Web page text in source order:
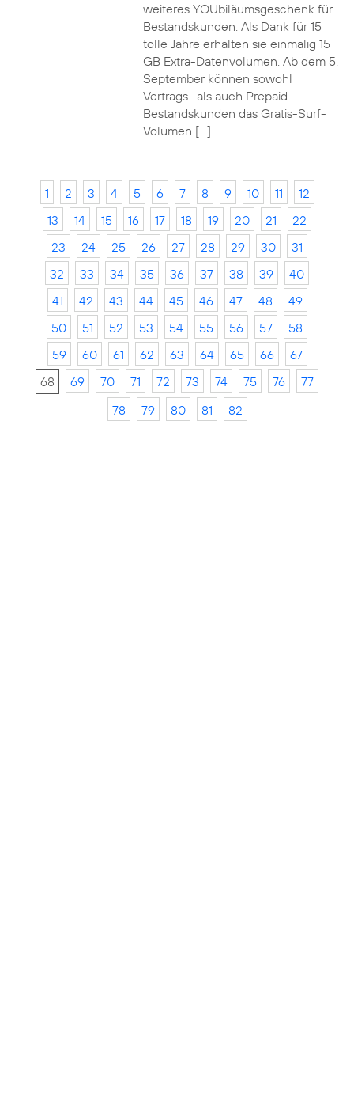
weiteres YOUbiläumsgeschenk für
Bestandskunden: Als Dank für 15
tolle Jahre erhalten sie einmalig 15
GB Extra-Datenvolumen. Ab dem 5.
September können sowohl
Vertrags- als auch Prepaid-
Bestandskunden das Gratis-Surf-
Volumen […]
1 2 3 4 5 6 7 8 9 10 11
12
13
14 15 16 17 18 19 20 21
22
23
24 25 26 27 28 29 30
31
32
33 34 35 36 37 38 39
40
41
42 43 44 45 46 47 48
49
50
51 52 53 54 55 56 57
58
59
60 61 62 63 64 65 66
67
68
69 70 71 72 73 74 75 76
77
78
79 80 81 82